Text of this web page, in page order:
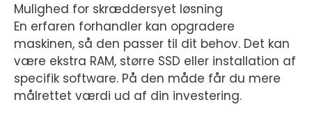
Mulighed for skræddersyet løsning
En erfaren forhandler kan opgradere
maskinen, så den passer til dit behov. Det kan
være ekstra RAM, større SSD eller installation af
specifik software. På den måde får du mere
målrettet værdi ud af din investering.